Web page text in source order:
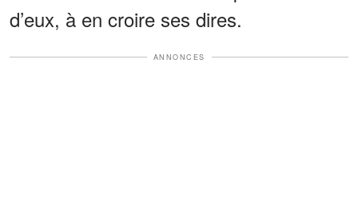
d’eux, à en croire ses dires.
ANNONCES